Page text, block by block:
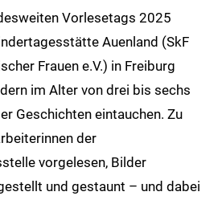
Vorlesetags 2025
Auenland (SkF
Frauen e.V.) in Freiburg
im Alter von drei bis sechs
Geschichten eintauchen. Zu
der
vorgelesen, Bilder
und gestaunt – und dabei